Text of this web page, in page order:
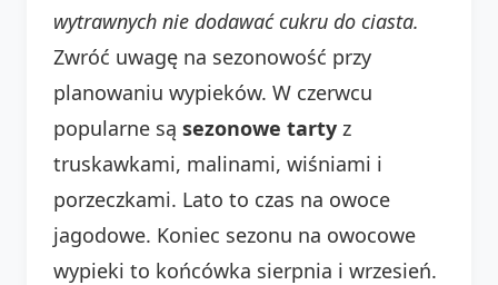
wytrawnych nie dodawać cukru do ciasta.
Zwróć uwagę na sezonowość przy
planowaniu wypieków. W czerwcu
popularne są sezonowe tarty z
truskawkami, malinami, wiśniami i
porzeczkami. Lato to czas na owoce
jagodowe. Koniec sezonu na owocowe
wypieki to końcówka sierpnia i wrzesień.